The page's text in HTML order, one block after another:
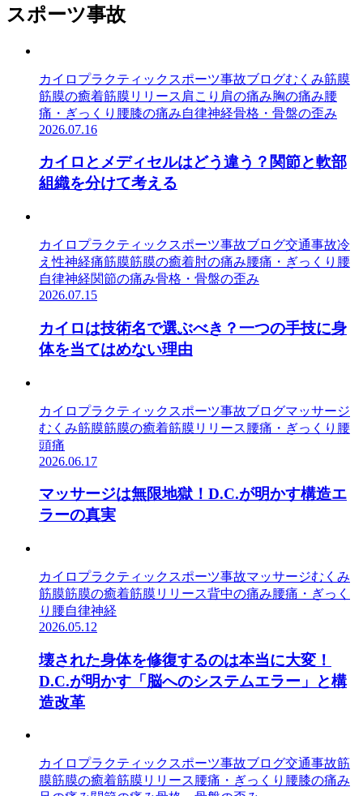
スポーツ事故
カイロプラクティック スポーツ事故ブログむくみ筋膜
筋膜の癒着筋膜リリース 肩こり 肩の痛み胸の痛み腰
痛・ぎっくり腰膝の痛み自律神経骨格・骨盤の歪み
2026.07.16
カイロとメディセルはどう違う？関節と軟部
組織を分けて考える
カイロプラクティック スポーツ事故ブログ交通事故冷
え性神経痛筋膜筋膜の癒着肘の痛み腰痛・ぎっくり腰
自律神経関節の痛み骨格・骨盤の歪み
2026.07.15
カイロは技術名で選ぶべき？一つの手技に身
体を当てはめない理由
カイロプラクティック スポーツ事故ブログマッサージ
むくみ筋膜筋膜の癒着筋膜リリース腰痛・ぎっくり腰
頭痛
2026.06.17
マッサージは無限地獄！D.C.が明かす構造エ
ラーの真実
カイロプラクティック スポーツ事故マッサージむくみ
筋膜筋膜の癒着筋膜リリース背中の痛み腰痛・ぎっく
り腰自律神経
2026.05.12
壊された身体を修復するのは本当に大変！
D.C.が明かす「脳へのシステムエラー」と構
造改革
カイロプラクティックスポーツ事故ブログ交通事故筋
膜筋膜の癒着筋膜リリース腰痛・ぎっくり腰膝の痛み